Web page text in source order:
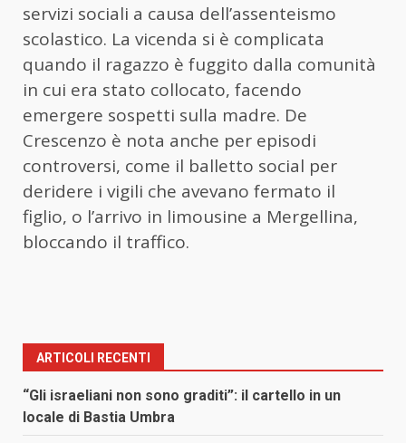
servizi sociali a causa dell’assenteismo
scolastico. La vicenda si è complicata
quando il ragazzo è fuggito dalla comunità
in cui era stato collocato, facendo
emergere sospetti sulla madre. De
Crescenzo è nota anche per episodi
controversi, come il balletto social per
deridere i vigili che avevano fermato il
figlio, o l’arrivo in limousine a Mergellina,
bloccando il traffico.
ARTICOLI RECENTI
“Gli israeliani non sono graditi”: il cartello in un
locale di Bastia Umbra